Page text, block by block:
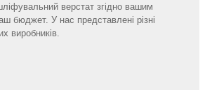
верстат згідно вашим
бюджет. У нас представлені різні
виробників.